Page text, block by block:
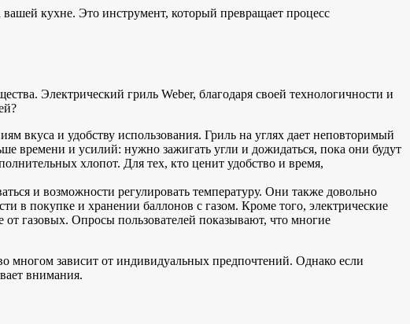
кухне. Это инструмент, который превращает процесс
Электрический гриль Weber, благодаря своей технологичности и
вкуса и удобству использования. Гриль на углях дает неповторимый
времени и усилий: нужно зажигать угли и дожидаться, пока они будут
хлопот. Для тех, кто ценит удобство и время,
и возможности регулировать температуру. Они также довольно
в покупке и хранении баллонов с газом. Кроме того, электрические
газовых. Опросы пользователей показывают, что многие
многом зависит от индивидуальных предпочтений. Однако если
внимания.